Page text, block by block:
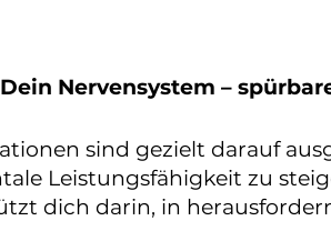
Nervensystem –
sind gezielt darauf
Leistungsfähigkeit zu
dich darin, in